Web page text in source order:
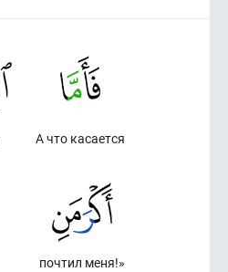
А что касается
почтил меня!»